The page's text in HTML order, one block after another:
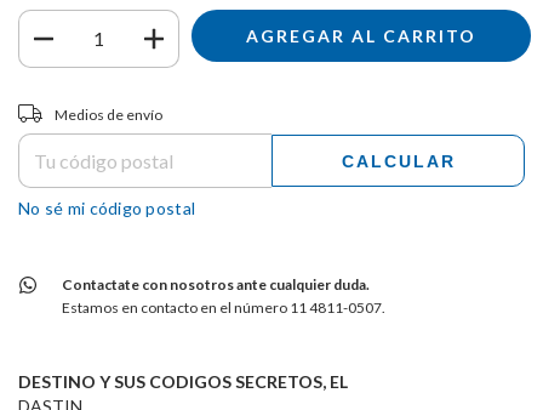
Entregas para el CP:
Medios de envío
CALCULAR
No sé mi código postal
Contactate con nosotros ante cualquier duda.
Estamos en contacto en el número 11 4811-0507.
DESTINO Y SUS CODIGOS SECRETOS, EL
DASTIN